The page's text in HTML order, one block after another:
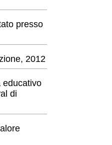
presso
2012
educativo
di